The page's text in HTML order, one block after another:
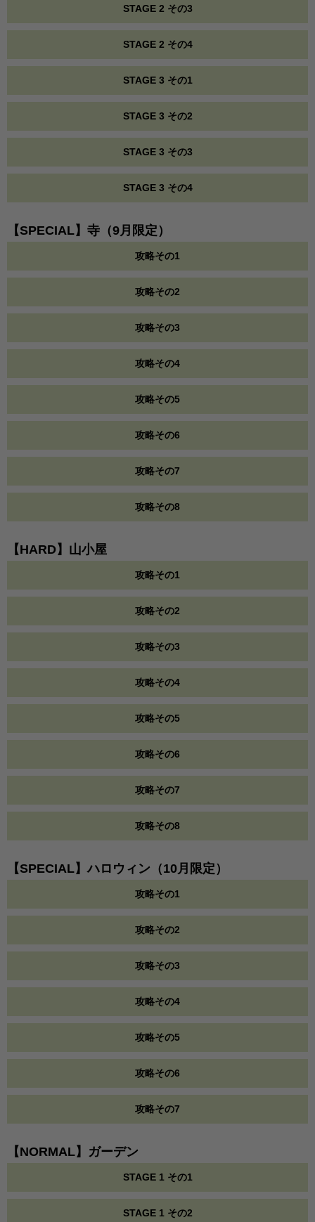
STAGE 2 その3
STAGE 2 その4
STAGE 3 その1
STAGE 3 その2
STAGE 3 その3
STAGE 3 その4
【SPECIAL】寺（9月限定）
攻略その1
攻略その2
攻略その3
攻略その4
攻略その5
攻略その6
攻略その7
攻略その8
【HARD】山小屋
攻略その1
攻略その2
攻略その3
攻略その4
攻略その5
攻略その6
攻略その7
攻略その8
【SPECIAL】ハロウィン（10月限定）
攻略その1
攻略その2
攻略その3
攻略その4
攻略その5
攻略その6
攻略その7
【NORMAL】ガーデン
STAGE 1 その1
STAGE 1 その2